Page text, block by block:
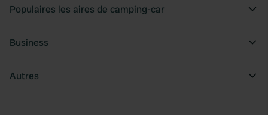
Populaires les aires de camping-car
Business
Autres